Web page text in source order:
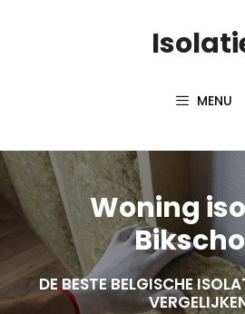
MENU
Woning
DE BESTE BELGISCHE